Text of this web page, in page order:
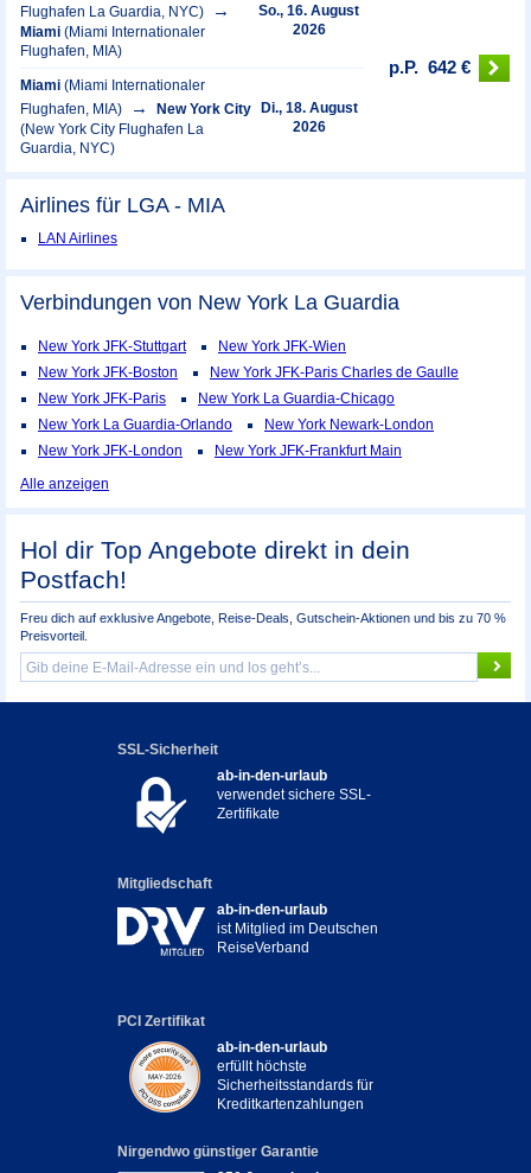
Flughafen La Guardia, NYC)
Miami (Miami Internationaler
Flughafen, MIA)
So., 16. August
2026
Miami (Miami Internationaler
Flughafen, MIA)
New York City
(New York City Flughafen La
Guardia, NYC)
Di., 18. August
2026
p.P. 642 €
Airlines für LGA - MIA
LAN Airlines
Verbindungen von New York La Guardia
New York JFK-Stuttgart
New York JFK-Wien
New York JFK-Boston
New York JFK-Paris Charles de Gaulle
New York JFK-Paris
New York La Guardia-Chicago
New York La Guardia-Orlando
New York Newark-London
New York JFK-London
New York JFK-Frankfurt Main
Alle anzeigen
Hol dir Top Angebote direkt in dein
Postfach!
Freu dich auf exklusive Angebote, Reise-Deals, Gutschein-Aktionen und bis zu 70 %
Preisvorteil.
SSL-Sicherheit
ab-in-den-urlaub
verwendet sichere SSL-
Zertifikate
Mitgliedschaft
ab-in-den-urlaub
ist Mitglied im Deutschen
ReiseVerband
PCI Zertifikat
ab-in-den-urlaub
erfüllt höchste
Sicherheitsstandards für
Kreditkartenzahlungen
Nirgendwo günstiger Garantie